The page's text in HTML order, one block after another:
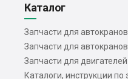
Каталог
Запчасти для
Запчасти для автокранов
Запчасти для двигателей
Каталоги, инструкции